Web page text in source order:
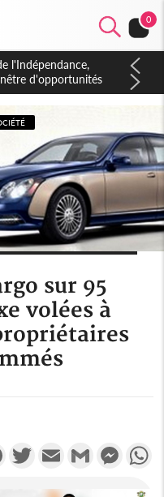
0
la fronde, les agents
la direction sur les
sur 95
volées à
FacebookTwitterEmail Gmail